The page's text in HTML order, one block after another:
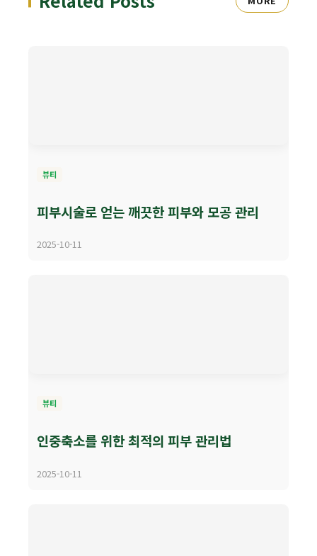
뷰티
피부시술로 얻는 깨끗한 피부와 모공 관리
2025-10-11
뷰티
인중축소를 위한 최적의 피부 관리법
2025-10-11